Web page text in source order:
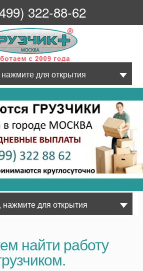
322-88-62
для открытия
нажмите для открытия
найти работу